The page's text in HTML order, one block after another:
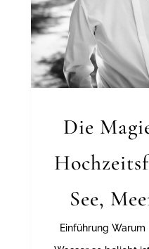
Die
See,
Einführung